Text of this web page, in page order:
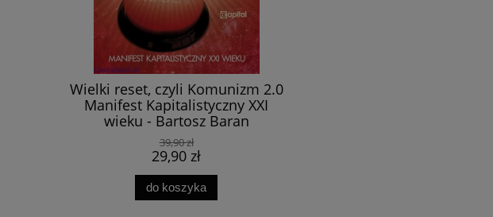
Wielki reset, czyli Komunizm 2.0
Manifest Kapitalistyczny XXI
wieku - Bartosz Baran
39,90 zł
29,90 zł
do koszyka